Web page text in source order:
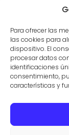
Para ofrecer las
las cookies para
dispositivo. El
procesar datos
identificaciones
consentimiento,
características y
pero, a la vez,
1 2